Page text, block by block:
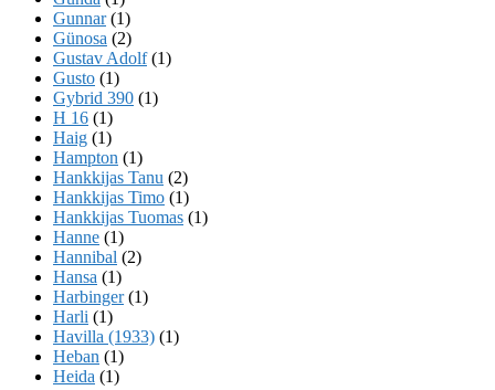
Gunnar(1)
Günosa (2)
Gustav Adolf(1)
Gusto (1)
Gybrid 390 (1)
H 16 (1)
Haig (1)
Hampton (1)
Hankkijas Tanu (2)
Hankkijas Timo (1)
Hankkijas Tuomas (1)
Hanne (1)
Hannibal (2)
Hansa (1)
Harbinger(1)
Harli (1)
Havilla (1933) (1)
Heban (1)
Heida (1)